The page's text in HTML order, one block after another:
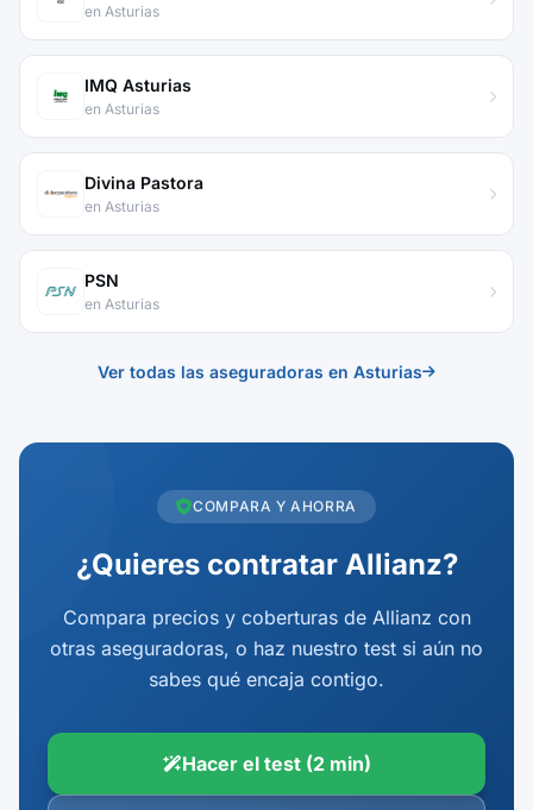
en Asturias
IMQ Asturias
en Asturias
Divina Pastora
en Asturias
PSN
en Asturias
Ver todas las aseguradoras en Asturias
COMPARA Y AHORRA
¿Quieres contratar Allianz?
Compara precios y coberturas de Allianz con
otras aseguradoras, o haz nuestro test si aún no
sabes qué encaja contigo.
Hacer el test (2 min)